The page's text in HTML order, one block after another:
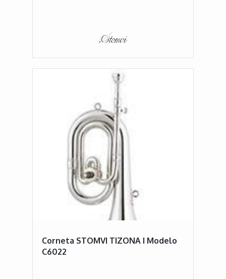
Corneta STOMVI TIZONA I Modelo
C6022